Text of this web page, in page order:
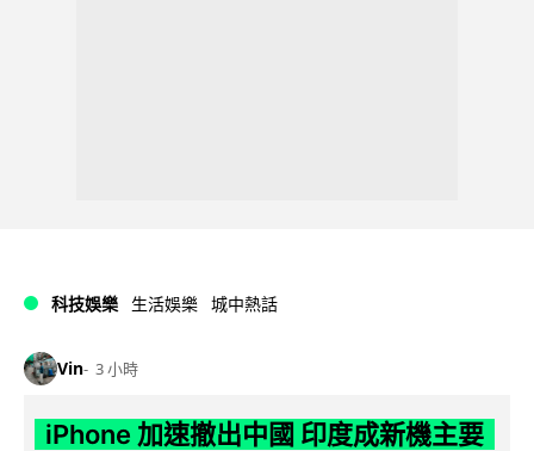
科技娛樂 生活娛樂 城中熱話
Vin 3 小時
iPhone 加速撤出中國 印度成新機主要